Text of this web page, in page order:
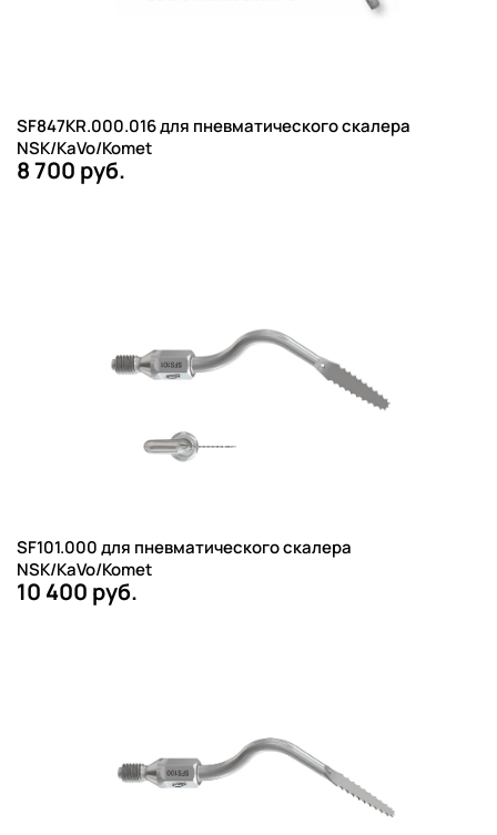
SF847KR.000.016 для пневматического скалера
NSK/KaVo/Komet
8 700 руб.
SF101.000 для пневматического скалера
NSK/KaVo/Komet
10 400 руб.